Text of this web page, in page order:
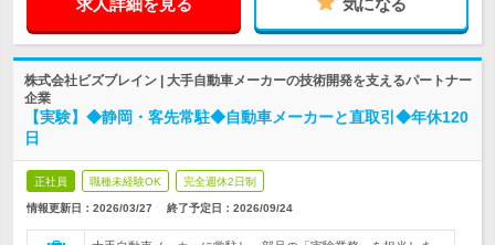
株式会社ビズブレイン | 大手自動車メーカーの技術開発を支えるパートナー
企業
【実験】◆静岡・客先常駐◆自動車メーカーと直取引◆年休120
日
正社員 職種未経験OK 完全週休2日制
情報更新日：2026/03/27 終了予定日： 2026/09/24